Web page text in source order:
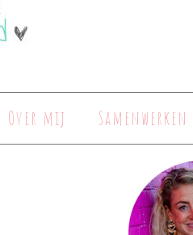
Over mij Samenwerken